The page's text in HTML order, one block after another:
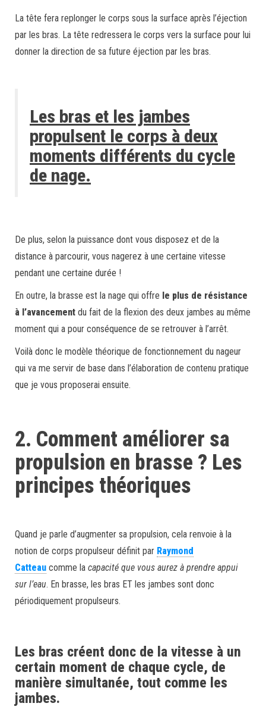
La tête fera replonger le corps sous la surface après l’éjection
par les bras. La tête redressera le corps vers la surface pour lui
donner la direction de sa future éjection par les bras.
Les bras et les jambes
propulsent le corps à deux
moments différents du cycle
de nage.
De plus, selon la puissance dont vous disposez et de la
distance à parcourir, vous nagerez à une certaine vitesse
pendant une certaine durée !
En outre, la brasse est la nage qui offre le plus de résistance
à l’avancement du fait de la flexion des deux jambes au même
moment qui a pour conséquence de se retrouver à l’arrêt.
Voilà donc le modèle théorique de fonctionnement du nageur
qui va me servir de base dans l’élaboration de contenu pratique
que je vous proposerai ensuite.
2. Comment améliorer sa
propulsion en brasse ? Les
principes théoriques
Quand je parle d’augmenter sa propulsion, cela renvoie à la
notion de corps propulseur définit par Raymond
Catteau comme la capacité que vous aurez à prendre appui
sur l’eau. En brasse, les bras ET les jambes sont donc
périodiquement propulseurs.
Les bras créent donc de la vitesse à un
certain moment de chaque cycle, de
manière simultanée, tout comme les
jambes.